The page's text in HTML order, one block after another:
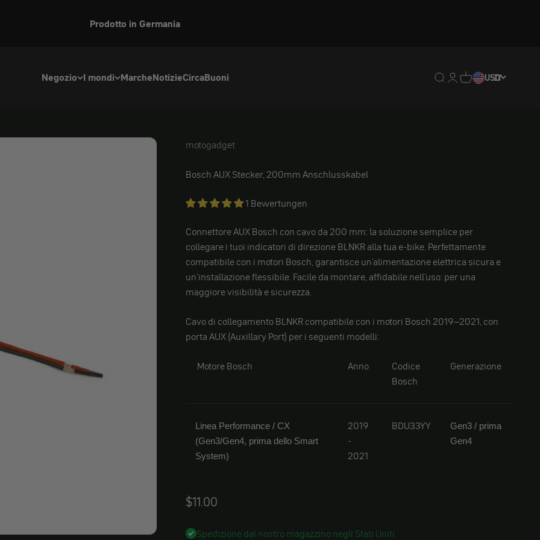
Prodotto in Germania
Negozio I mondi MarcheNotizieCircaBuoni Traduzione mancante:
Traduzione
Traduzione
USD
IT
motogadget
motogadget
Bosch AUX Stecker, 200mm Anschlusskabel
1 Bewertungen
Connettore AUX Bosch con cavo da 200 mm: la soluzione semplice per
collegare i tuoi indicatori di direzione BLNKR alla tua e-bike. Perfettamente
compatibile con i motori Bosch, garantisce un'alimentazione elettrica sicura e
un'installazione flessibile. Facile da montare, affidabile nell'uso: per una
maggiore visibilità e sicurezza.
Cavo di collegamento BLNKR compatibile con i motori Bosch 2019–2021, con
porta AUX (Auxillary Port) per i seguenti modelli:
Motore Bosch Anno
Codice
Bosch
Generazione
Linea Performance / CX
(Gen3/Gen4, prima dello Smart
System)
2019
-
2021
BDU33YY
Gen3 / prima
Gen4
Angebot
$11.00
Spedizione dal nostro magazzino negli Stati Uniti